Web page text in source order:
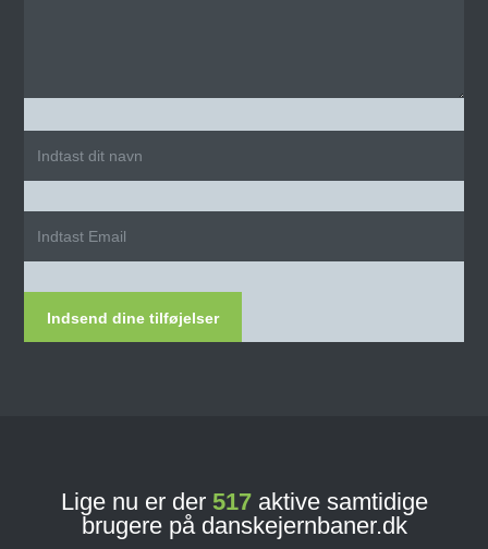
Indsend dine tilføjelser
Lige nu er der 517aktive samtidige
brugere på danskejernbaner.dk